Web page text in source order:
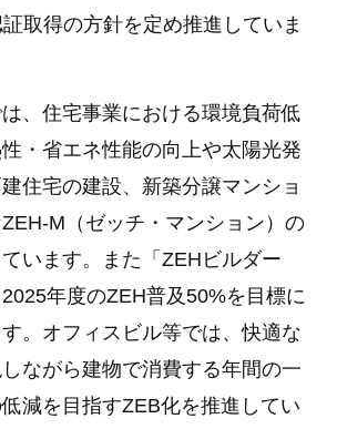
取得の方針を定め推進していま
、住宅事業における環境負荷低
・省エネ性能の向上や太陽光発
住宅の建設、新築分譲マンショ
M（ゼッチ・マンション）の
います。また「ZEHビルダー
年度のZEH普及50%を目標に
。オフィスビル等では、快適な
ながら建物で消費する年間の一
減を目指すZEB化を推進してい